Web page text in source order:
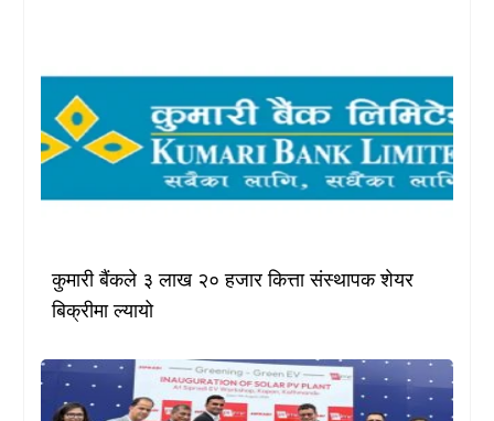
कुमारी बैंकले ३ लाख २० हजार कित्ता संस्थापक शेयर
बिक्रीमा ल्यायो